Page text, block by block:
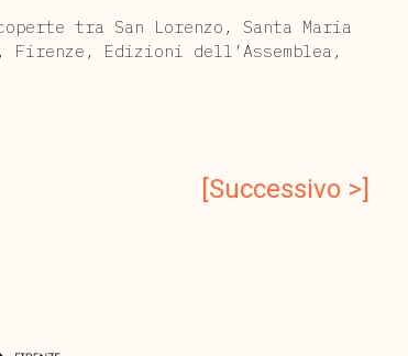
tra San Lorenzo, Santa Maria
Edizioni dell’Assemblea,
[Successivo >]